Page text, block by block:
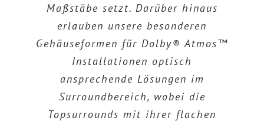
Maßstäbe setzt. Darüber hinaus
erlauben unsere besonderen
Gehäuseformen für Dolby® Atmos™
Installationen optisch
ansprechende Lösungen im
Surroundbereich, wobei die
Topsurrounds mit ihrer flachen